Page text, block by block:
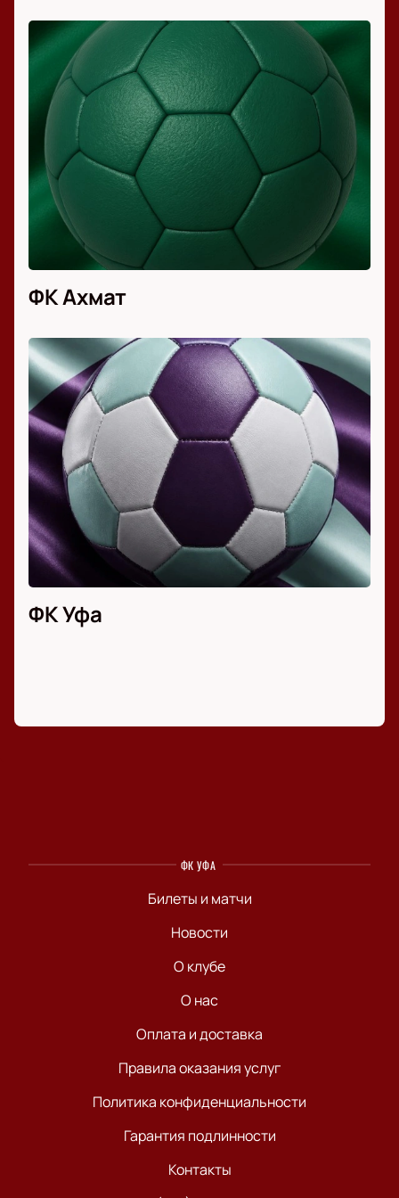
ФК Ахмат
ФК Уфа
ФК УФА
Билеты и матчи
Новости
О клубе
О нас
Оплата и доставка
Правила оказания услуг
Политика конфиденциальности
Гарантия подлинности
Контакты